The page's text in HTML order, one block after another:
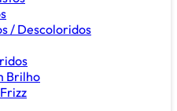
/ Descoloridos
Brilho